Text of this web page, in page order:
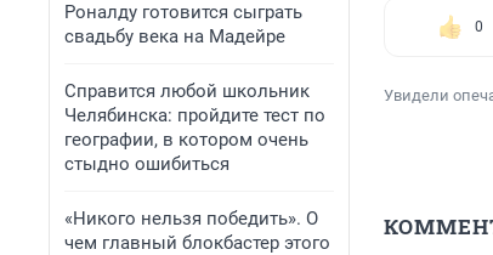
Роналду готовится сыграть
свадьбу века на Мадейре
Справится любой школьник
Челябинска: пройдите тест по
географии, в котором очень
стыдно ошибиться
«Никого нельзя победить». О
чем главный блокбастер этого
0
Увидели